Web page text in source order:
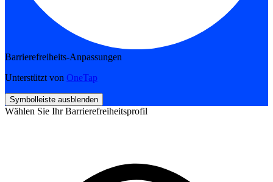
Barrierefreiheits-Anpassungen
Unterstützt von OneTap
Symbolleiste ausblenden
Wählen Sie Ihr Barrierefreiheitsprofil